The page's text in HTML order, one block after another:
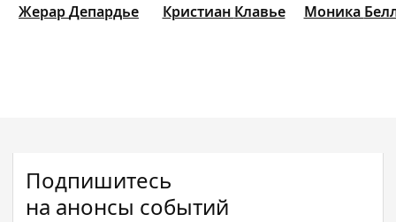
ЖерарДепардье Кристиан Клавье Моника
Подпишитесь
на анонсы событий